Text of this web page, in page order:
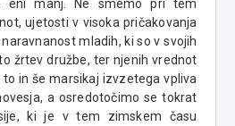
eni manj. Ne smemo pri tem
ujetosti v visoka pričakovanja
mladih, ki so v svojih
žrtev družbe, ter njenih vrednot
to in še marsikaj izvzetega vpliva
a osredotočimo se tokrat
ki je v tem zimskem času